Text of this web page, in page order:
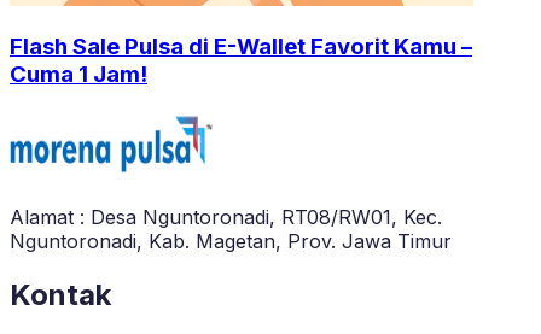
Flash Sale Pulsa di E-Wallet Favorit Kamu –
Cuma 1 Jam!
Alamat : Desa Nguntoronadi, RT08/RW01, Kec.
Nguntoronadi, Kab. Magetan, Prov. Jawa Timur
Kontak